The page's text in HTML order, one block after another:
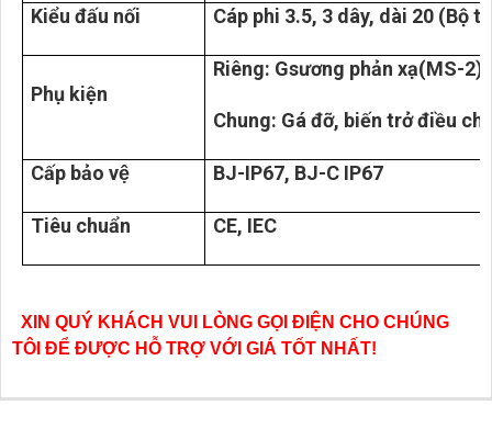
Kiểu đấu nối Cáp phi 3.5, 3 dây, dài 20 (Bộ
Phụ kiện
Riêng: Gsương phản xạ(MS-2)
Chung: Gá đỡ, biến trở điều
Cấp bảo vệ BJ-IP67, BJ-C IP67
Tiêu chuẩn CE, IEC
XIN QUÝ KHÁCH VUI LÒNG GỌI ĐIỆN CHO CHÚNG
TÔI ĐỂ ĐƯỢC HỖ TRỢ VỚI GIÁ TỐT NHẤT!